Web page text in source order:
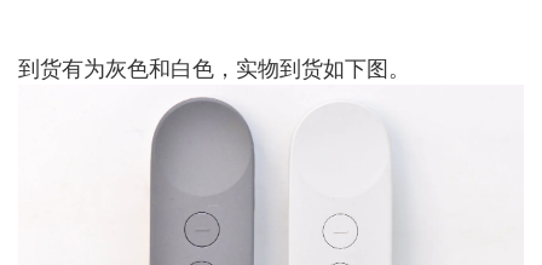
到货有为灰色和白色，实物到货如下图。